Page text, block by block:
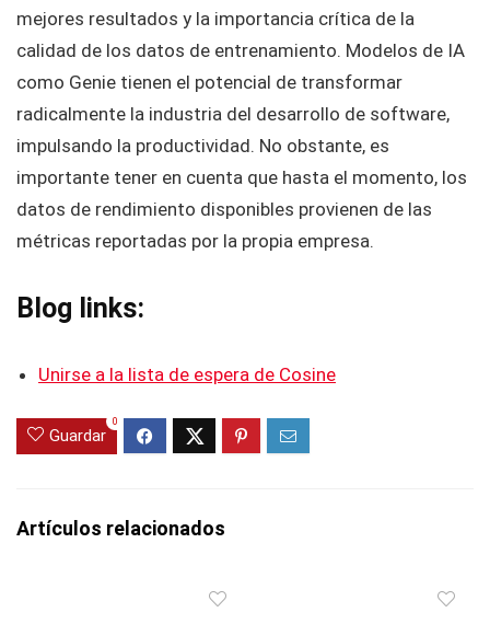
mejores resultados y la importancia crítica de la
calidad de los datos de entrenamiento. Modelos de IA
como Genie tienen el potencial de transformar
radicalmente la industria del desarrollo de software,
impulsando la productividad. No obstante, es
importante tener en cuenta que hasta el momento, los
datos de rendimiento disponibles provienen de las
métricas reportadas por la propia empresa.
Blog links:
Unirse a la lista de espera de Cosine
Guardar
0
Artículos relacionados